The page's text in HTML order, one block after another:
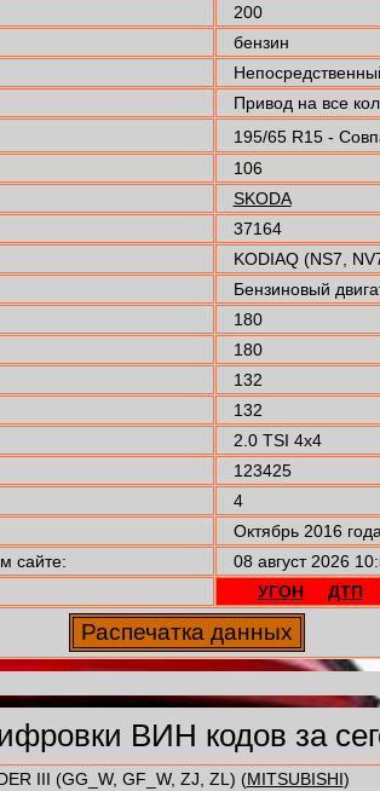
200
бензин
Привод на все
195/65 R15 -
106
SKODA
37164
KODIAQ (NS7,
Бензиновый
180
180
132
132
2.0 TSI 4x4
123425
4
Октябрь 2016 года
сайте:
08 август 2026
УГОН ДТП
ВИН кодов за
III (GG_W, GF_W, ZJ, ZL) (MITSUBISHI)